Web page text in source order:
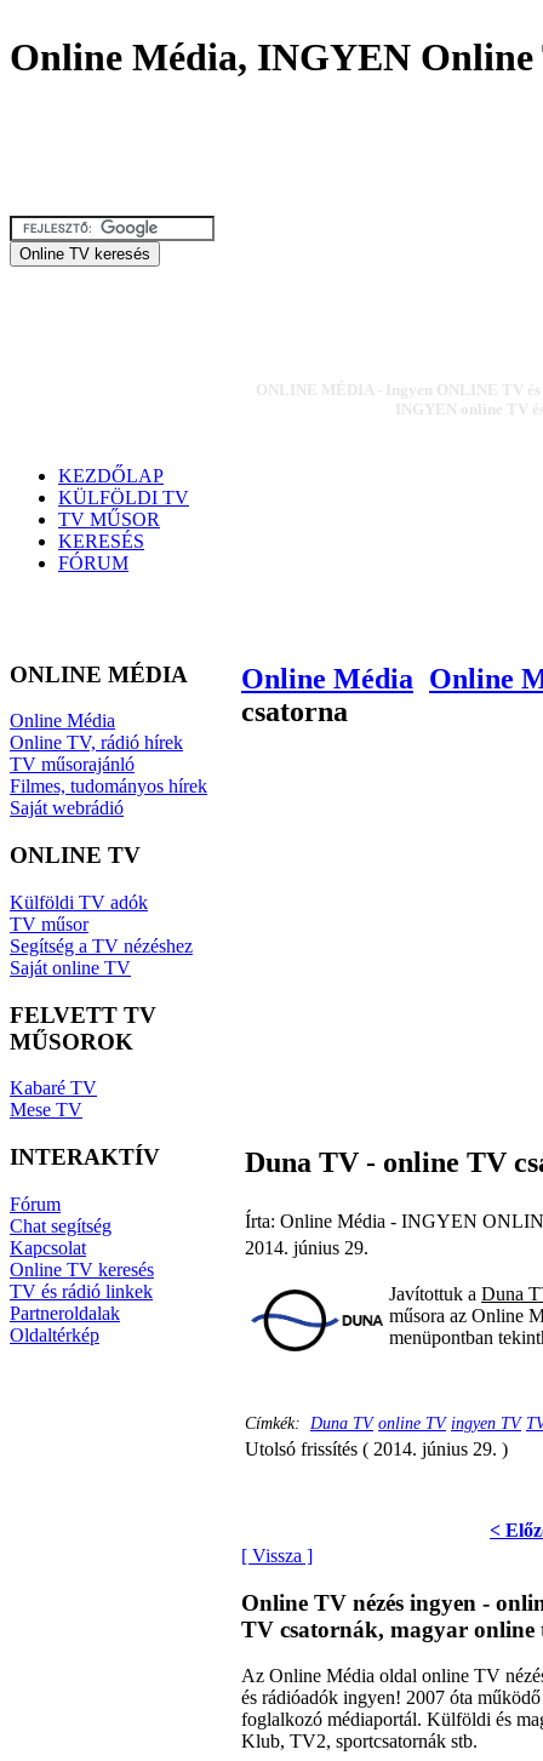
Online Média, INGYEN Online
ONLINE MÉDIA - Ingyen ONLINE TV
INGYEN online TV
KEZDŐLAP
KÜLFÖLDI TV
TV MŰSOR
KERESÉS
FÓRUM
ONLINE MÉDIA
Online Média
Online TV, rádió hírek
TV műsorajánló
Filmes, tudományos hírek
Saját webrádió
ONLINE TV
Külföldi TV adók
TV műsor
Segítség a TV nézéshez
Saját online TV
FELVETT TV
MŰSOROK
Kabaré TV
Mese TV
INTERAKTÍV
Fórum
Chat segítség
Kapcsolat
Online TV keresés
TV és rádió linkek
Partneroldalak
Oldaltérkép
Online Média Online
csatorna
Duna TV - online TV
Írta: Online Média - INGYEN
2014. június 29.
Javítottuk a Duna
műsora az Online
menüpontban
Címkék: Duna TV online TV ingyen TV
Utolsó frissítés ( 2014. június 29. )
<
[ Vissza ]
Online TV nézés ingyen -
TV csatornák, magyar online
Az Online Média oldal online TV
és rádióadók ingyen! 2007 óta
foglalkozó médiaportál. Külföldi és
Klub, TV2, sportcsatornák stb.